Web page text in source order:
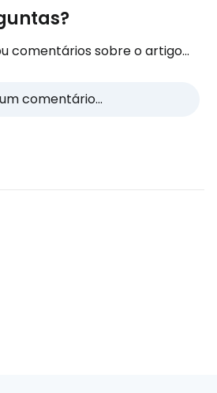
comentários sobre o artigo...
comentário...